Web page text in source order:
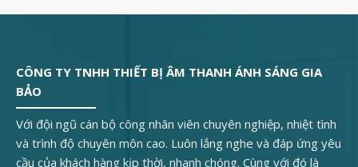
CÔNG TY TNHH THIẾT BỊ ÂM THANH ÁNH SÁNG GIA
BẢO
Với đội ngũ cán bộ công nhân viên chuyên nghiệp, nhiệt tình
và trình độ chuyên môn cao. Luôn lắng nghe và đáp ứng yêu
cầu của khách hàng kịp thời, nhanh chóng. Cùng với đó là